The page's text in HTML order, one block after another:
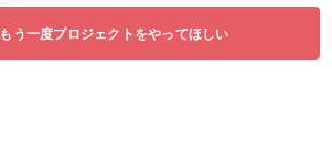
もう一度プロジェクトをやってほしい